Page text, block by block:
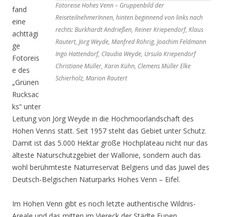
Fotoreise Hohes Venn – Gruppenbild der
ReiseteilnehmerInnen, hinten beginnend von links nach
rechts: Burkhardt Andrießen, Reiner Kriependorf, Klaus
Rautert, Jörg Weyde, Manfred Röhrig, Joachim Feldmann
Ingo Hattendorf, Claudia Weyde, Ursula Kriependorf
Christiane Müller, Karin Kühn, Clemens Müller Elke
Schierholz, Marion Rautert
fand
eine
achttägi
ge
Fotoreis
e des
„Grünen
Rucksac
ks“ unter
Leitung von Jörg Weyde in die Hochmoorlandschaft des
Hohen Venns statt. Seit 1957 steht das Gebiet unter Schutz.
Damit ist das 5.000 Hektar große Hochplateau nicht nur das
älteste Naturschutzgebiet der Wallonie, sondern auch das
wohl berühmteste Naturreservat Belgiens und das Juwel des
Deutsch-Belgischen Naturparks Hohes Venn – Eifel.
Im Hohen Venn gibt es noch letzte authentische Wildnis-